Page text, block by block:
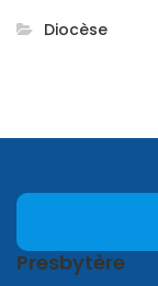
Diocèse
Presbytère